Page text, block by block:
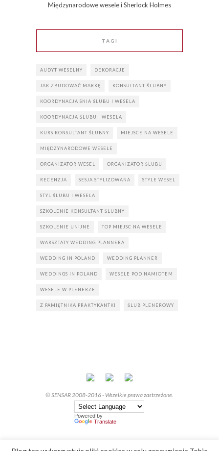
Międzynarodowe wesele i Sherlock Holmes
TAGI
AUDYT WESELNY DEKORACJE
JAK ZBUDOWAĆ MARKĘ KONSULTANT ŚLUBNY
KOORDYNACJA SNIA ŚLUBU I WESELA
KOORDYNACJA ŚLUBU I WESELA
KURS KONSULTANT ŚLUBNY MIEJSCE NA WESELE
MIĘDZYNARODOWE WESELE
ORGANIZATOR WESEL ORGANIZATOR ŚLUBU
RECENZJA SESJA STYLIZOWANA STYLE WESEL
STYL ŚLUBU I WESELA
SZKOLENIE KONSULTANT ŚLUBNY
SZKOLENIE UNIJNE TOP MIEJSC NA WESELE
WARSZTATY WEDDING PLANNERA
WEDDING IN POLAND WEDDING PLANNER
WEDDINGS IN POLAND WESELE POD NAMIOTEM
WESELE W PLENERZE
Z PAMIĘTNIKA PRAKTYKANTKI ŚLUB PLENEROWY
© SENSAR 2008-2016 - Wszelkie prawa zastrzeżone.
Powered by
Translate